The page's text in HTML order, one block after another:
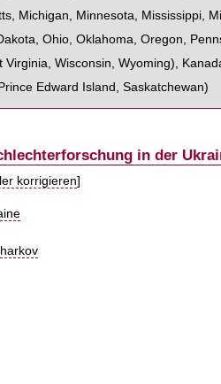
, Michigan, Minnesota, Mississippi,
,Ohio,Oklahoma,Oregon,
Virginia,Wisconsin,Wyoming),
Prince Edward Island ,Saskatchewan)
in der
korrigieren]